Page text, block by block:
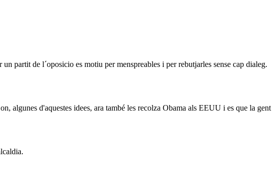
partit de l´oposicio es motiu per menspreables i per rebutjarles sense cap dialeg.
algunes d'aquestes idees, ara també les recolza Obama als EEUU i es que la gent